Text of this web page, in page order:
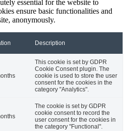
essential for the website to
ensure basic functionalities and
anonymously.
Description
This cookie is set by GDPR
Cookie Consent plugin. The
cookie is used to store the user
consent for the cookies in the
category "Analytics".
The cookie is set by GDPR
cookie consent to record the
user consent for the cookies in
the category "Functional".